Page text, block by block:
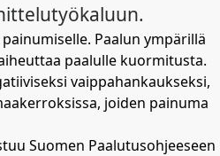
Paalun ympärillä
paalulle kuormitusta.
vaippahankaukseksi,
joiden painuma
Suomen Paalutusohjeeseen